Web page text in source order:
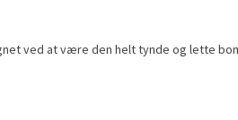
ved at være den helt tynde og lette